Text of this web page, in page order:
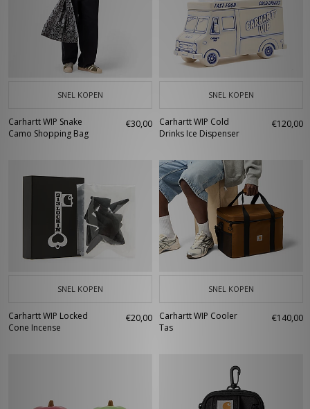
SNEL KOPEN
Carhartt WIP Snake
Camo Shopping Bag
€30,00
SNEL KOPEN
Carhartt WIP Cold
Drinks Ice Dispenser
€120,00
SNEL KOPEN
Carhartt WIP Locked
Cone Incense
€20,00
SNEL KOPEN
Carhartt WIP Cooler
Tas
€140,00